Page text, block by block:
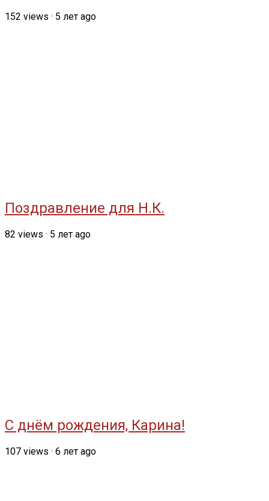
152 views · 5 лет ago
Поздравление для Н.К.
82 views · 5 лет ago
С днём рождения, Карина!
107 views · 6 лет ago